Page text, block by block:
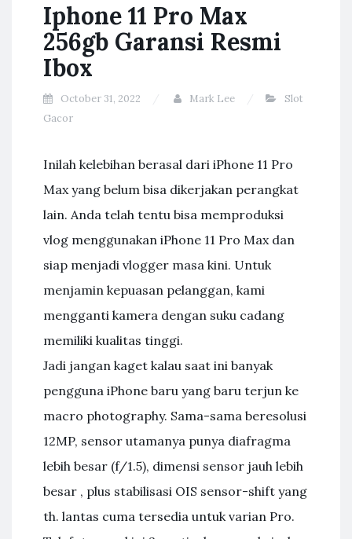
Iphone 11 Pro Max
256gb Garansi Resmi
Ibox
October 31, 2022 Mark Lee
Slot
Gacor
Inilah kelebihan berasal dari iPhone 11 Pro
Max yang belum bisa dikerjakan perangkat
lain. Anda telah tentu bisa memproduksi
vlog menggunakan iPhone 11 Pro Max dan
siap menjadi vlogger masa kini. Untuk
menjamin kepuasan pelanggan, kami
mengganti kamera dengan suku cadang
memiliki kualitas tinggi.
Jadi jangan kaget kalau saat ini banyak
pengguna iPhone baru yang baru terjun ke
macro photography. Sama-sama beresolusi
12MP, sensor utamanya punya diafragma
lebih besar (f/1.5), dimensi sensor jauh lebih
besar , plus stabilisasi OIS sensor-shift yang
th. lantas cuma tersedia untuk varian Pro.